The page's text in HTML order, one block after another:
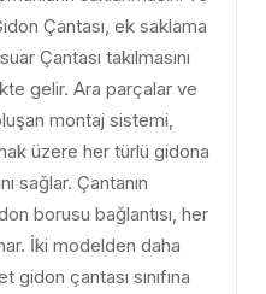
Çantası, ek saklama
Çantası takılmasını
gelir. Ara parçalar ve
montaj sistemi,
üzere her türlü gidona
sağlar. Çantanın
borusu bağlantısı, her
İki modelden daha
çantası sınıfına